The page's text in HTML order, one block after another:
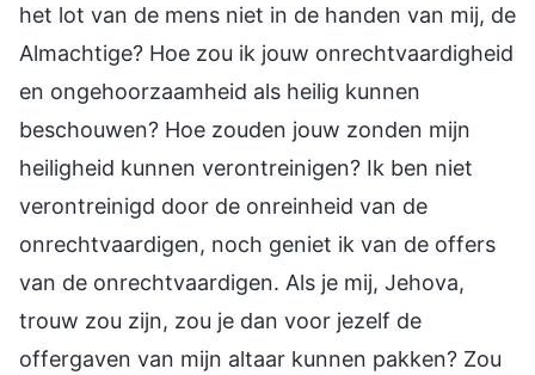
het lot van de mens niet in de handen van mij, de
Almachtige? Hoe zou ik jouw onrechtvaardigheid
en ongehoorzaamheid als heilig kunnen
beschouwen? Hoe zouden jouw zonden mijn
heiligheid kunnen verontreinigen? Ik ben niet
verontreinigd door de onreinheid van de
onrechtvaardigen, noch geniet ik van de offers
van de onrechtvaardigen. Als je mij, Jehova,
trouw zou zijn, zou je dan voor jezelf de
offergaven van mijn altaar kunnen pakken? Zou